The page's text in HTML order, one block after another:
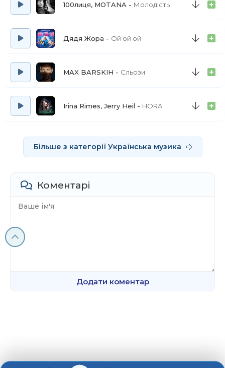
100лиця, MOTANA Молодість
Дядя Жора Ой ой ой
MAX BARSKIH Сльози
Irina Rimes, Jerry Heil HORA
Більше з категорії Українська музика
Коментарі
Додати коментар